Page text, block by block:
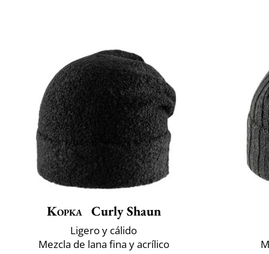
Kopka Curly Shaun
Ligero y cálido
Mezcla de lana fina y acrílico